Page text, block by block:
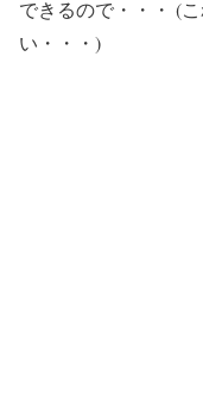
できるので・・・ (
い・・・)